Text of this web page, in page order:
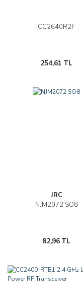
CC2640R2F
254,61 TL
JRC
NJM2072 SO8
82,96 TL